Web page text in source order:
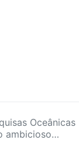
Oceânicas
ambicioso…